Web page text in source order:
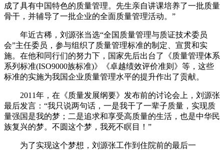
成了具有中国特色的质量管理。先生亲自讲课培养了一批质量
骨干，并辅导了一批企业的全面质量管理活动。”
年近古稀，刘源张当选“全国质量管理与质证技术委员
会”主任委员，参与组织了质量管理标准的制定、宣贯和实
施。在他和同行们的努力下，国家先后出台了《质量管理体系
系列标准(ISO9000族标准)》《卓越绩效评价准则》等，这些
标准的实施为我国企业质量管理水平的提升作出了贡献。
2011年，在《质量发展纲要》发布前的讨论会上，刘源张
最后发言：“我只说两句话，一是我干了一辈子质量，实现质
量强国是我的梦；二是追求和享受高质量的生活，也是中华民
族复兴的梦。不圆这个梦，我死不瞑目！”
为了实现这个梦想，刘源张工作到住院前的最后一